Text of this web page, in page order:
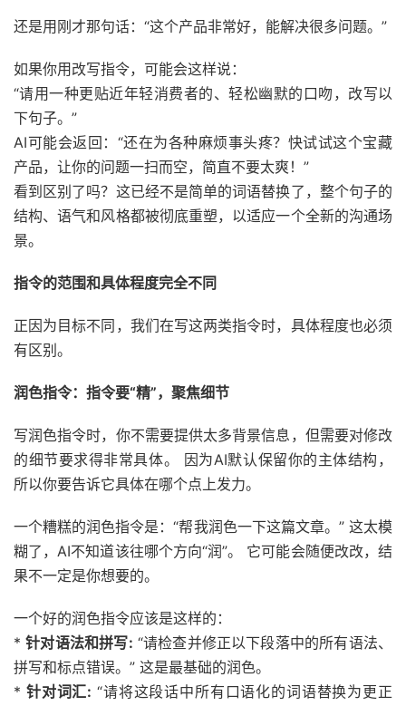
还是用刚才那句话：“这个产品非常好，能解决很多问题。”
如果你用改写指令，可能会这样说：
“请用一种更贴近年轻消费者的、轻松幽默的口吻，改写以
下句子。”
AI可能会返回：“还在为各种麻烦事头疼？快试试这个宝藏
产品，让你的问题一扫而空，简直不要太爽！”
看到区别了吗？这已经不是简单的词语替换了，整个句子的
结构、语气和风格都被彻底重塑，以适应一个全新的沟通场
景。
指令的范围和具体程度完全不同
正因为目标不同，我们在写这两类指令时，具体程度也必须
有区别。
润色指令：指令要“精”，聚焦细节
写润色指令时，你不需要提供太多背景信息，但需要对修改
的细节要求得非常具体。 因为AI默认保留你的主体结构，
所以你要告诉它具体在哪个点上发力。
一个糟糕的润色指令是：“帮我润色一下这篇文章。” 这太模
糊了，AI不知道该往哪个方向“润”。 它可能会随便改改，结
果不一定是你想要的。
一个好的润色指令应该是这样的：
*针对语法和拼写: “请检查并修正以下段落中的所有语法、
拼写和标点错误。” 这是最基础的润色。
* 针对词汇: “请将这段话中所有口语化的词语替换为更正